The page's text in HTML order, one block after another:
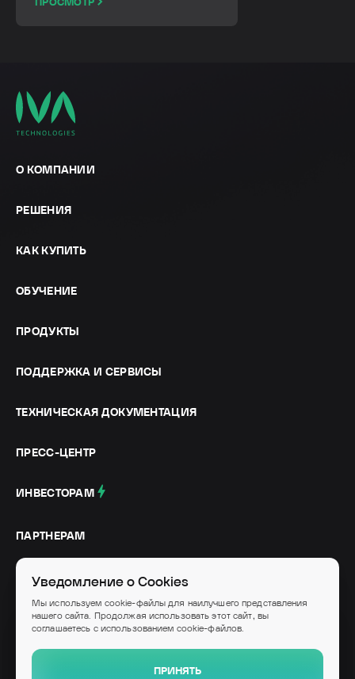
ПРОСМОТР
О КОМПАНИИ
РЕШЕНИЯ
КАК КУПИТЬ
ОБУЧЕНИЕ
ПРОДУКТЫ
ПОДДЕРЖКА И СЕРВИСЫ
ТЕХНИЧЕСКАЯ ДОКУМЕНТАЦИЯ
ПРЕСС-ЦЕНТР
ИНВЕСТОРАМ
ПАРТНЕРАМ
СОЦИАЛЬНЫЕ СЕТИ
© IVA Technologies, 2026
Высокотехнологичное ИТ-оборудование и программное обеспечение российского
Уведомление о Cookies
Мы используем cookie-файлы для наилучшего представления
нашего сайта. Продолжая использовать этот сайт, вы
соглашаетесь с использованием cookie-файлов.
ПРИНЯТЬ